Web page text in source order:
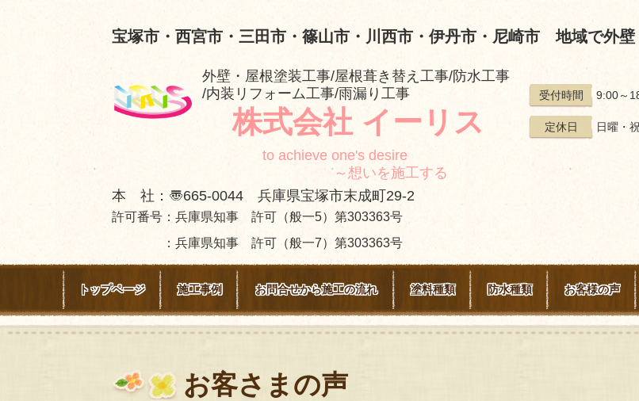
宝塚市・西宮市・三田市・篠山市・川西市・伊丹市・尼崎市 地域で外
外壁・屋根塗装工事/屋根葺き替え工事/防水工事
/内装リフォーム工事/雨漏り工事
株式会社 イーリス
to achieve one's desire
～想いを施工する
本 社：〠665-0044 兵庫県宝塚市末成町29-2
許可番号：兵庫県知事 許可（般一5）第303363号
：兵庫県知事 許可（般一7）第303363号
受付時間 9:00～
定休日 日曜・
トップページ 施工事例 お問合せから施工の流れ 塗料種類 防水種類 お客様の声
お客さまの声